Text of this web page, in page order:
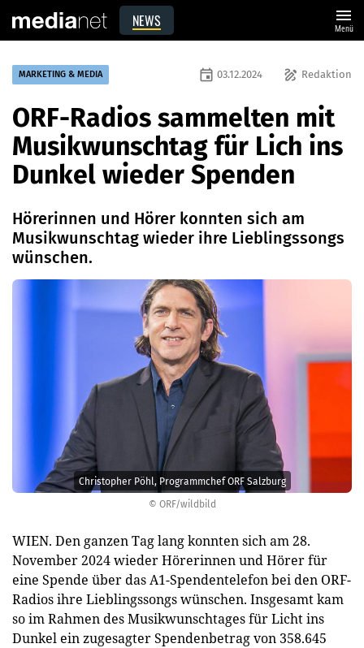
NEWS menu
Menü
© ORF/wildbild
Christopher Pöhl, Programmchef ORF Salzburg
MARKETING & MEDIA draw Redaktion
event 03.12.2024
ORF-Radios sammelten mit
Musikwunschtag für Lich ins
Dunkel wieder Spenden
Hörerinnen und Hörer konnten sich am
Musikwunschtag wieder ihre Lieblingssongs
wünschen.
WIEN. Den ganzen Tag lang konnten sich am 28.
November 2024 wieder Hörerinnen und Hörer für
eine Spende über das A1-Spendentelefon bei den ORF-
Radios ihre Lieblingssongs wünschen. Insgesamt kam
so im Rahmen des Musikwunschtages für Licht ins
Dunkel ein zugesagter Spendenbetrag von 358.645